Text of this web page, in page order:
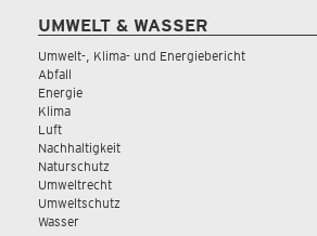
UMWELT & WASSER
Umwelt-, Klima- und Energiebericht
Abfall
Energie
Klima
Luft
Nachhaltigkeit
Naturschutz
Umweltrecht
Umweltschutz
Wasser